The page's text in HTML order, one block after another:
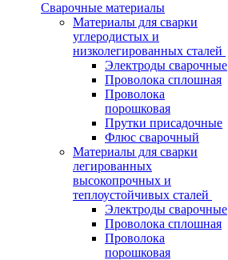
Сварочные материалы
Материалы для сварки
углеродистых и
низколегированных сталей
Электроды сварочные
Проволока сплошная
Проволока
порошковая
Прутки присадочные
Флюс сварочный
Материалы для сварки
легированных
высокопрочных и
теплоустойчивых сталей
Электроды сварочные
Проволока сплошная
Проволока
порошковая